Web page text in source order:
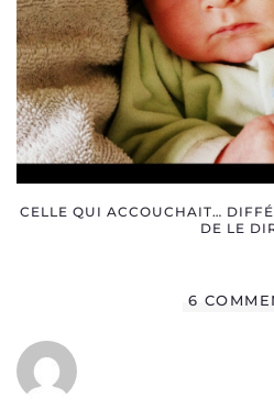
CELLE QUI ACCOUCHAIT…
DE LE
6